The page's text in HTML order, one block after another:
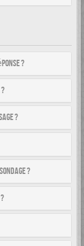
?
?
?